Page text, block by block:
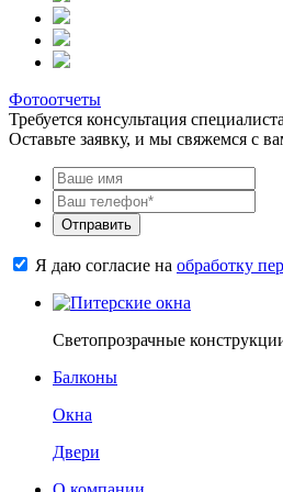
Фотоотчеты
Требуется консультация
Оставьте заявку, и мы свяжемся с
Отправить
Я даю согласие на обработку
Светопрозрачные
Балконы
Окна
Двери